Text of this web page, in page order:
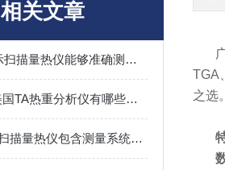
相关文章
DSC差示扫描量热仪能够准确测量微小的热量变化
您知道美国TA热重分析仪有哪些优势吗？
dsc差示扫描量热仪包含测量系统和记录系统两部分
TGA
之选